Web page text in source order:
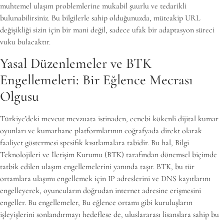
muhtemel ulaşım problemlerine mukabil şuurlu ve tedarikli
bulunabilirsiniz. Bu bilgilerle sahip olduğunuzda, müteakip URL
değişikliği sizin için bir mani değil, sadece ufak bir adaptasyon süreci
vuku bulacaktır.
Yasal Düzenlemeler ve BTK
Engellemeleri: Bir Eğlence Mecrası
Olgusu
Türkiye’deki mevcut mevzuata istinaden, ecnebi kökenli dijital kumar
oyunları ve kumarhane platformlarının coğrafyada direkt olarak
faaliyet göstermesi spesifik kısıtlamalara tabidir. Bu hal, Bilgi
Teknolojileri ve İletişim Kurumu (BTK) tarafından dönemsel biçimde
tatbik edilen ulaşım engellemelerini yanında taşır. BTK, bu tür
ortamlara ulaşımı engellemek için IP adreslerini ve DNS kayıtlarını
engelleyerek, oyuncuların doğrudan internet adresine erişmesini
engeller. Bu engellemeler, Bu eğlence ortamı gibi kuruluşların
işleyişlerini sonlandırmayı hedeflese de, uluslararası lisanslara sahip bu